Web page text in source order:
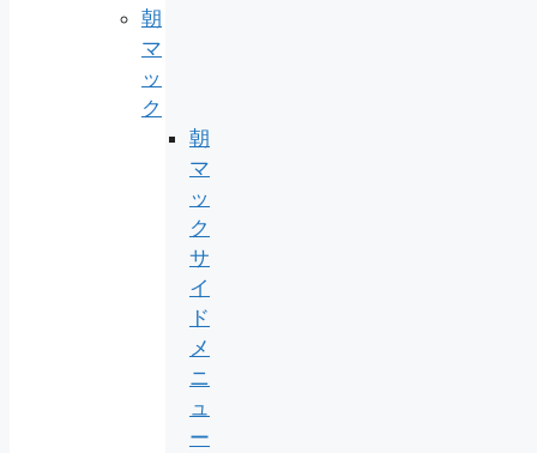
朝
マ
ッ
ク
朝
マ
ッ
ク
サ
イ
ド
メ
ニ
ュ
ー